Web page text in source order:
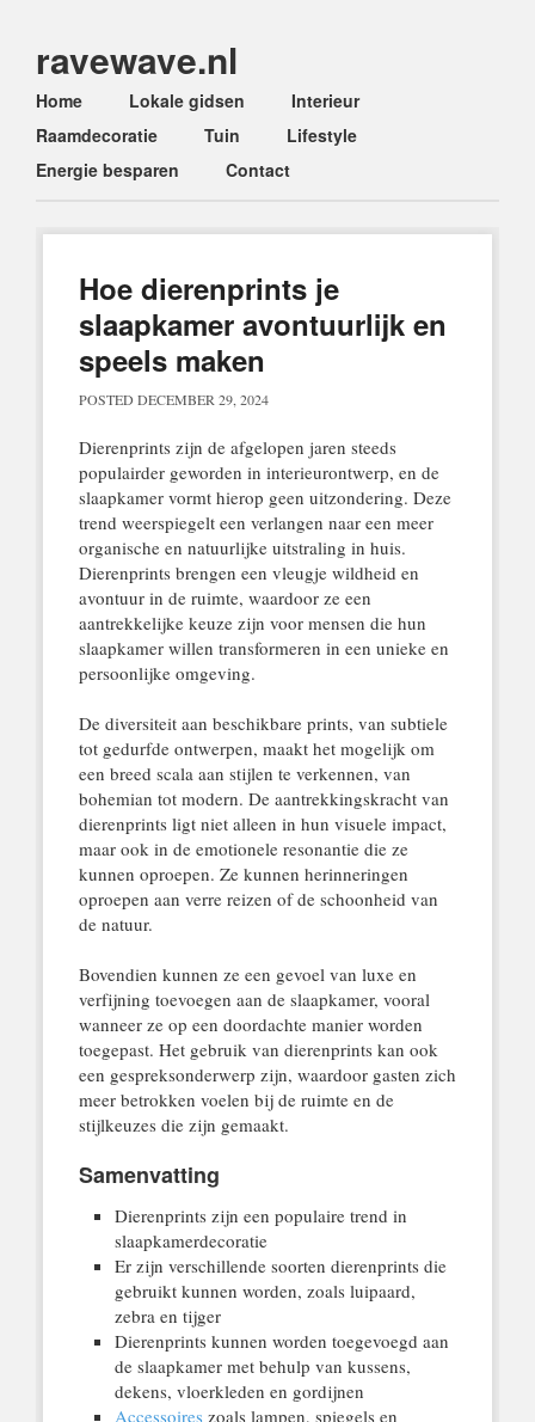
ravewave.nl
Main menu
Skip
to
content
Home Lokale gidsen
Interieur
Raamdecoratie
Tuin
Lifestyle
Energie besparen
Contact
Hoe dierenprints je
slaapkamer avontuurlijk en
speels maken
POSTED DECEMBER 29, 2024
Dierenprints zijn de afgelopen jaren steeds
populairder geworden in interieurontwerp, en de
slaapkamer vormt hierop geen uitzondering. Deze
trend weerspiegelt een verlangen naar een meer
organische en natuurlijke uitstraling in huis.
Dierenprints brengen een vleugje wildheid en
avontuur in de ruimte, waardoor ze een
aantrekkelijke keuze zijn voor mensen die hun
slaapkamer willen transformeren in een unieke en
persoonlijke omgeving.
De diversiteit aan beschikbare prints, van subtiele
tot gedurfde ontwerpen, maakt het mogelijk om
een breed scala aan stijlen te verkennen, van
bohemian tot modern. De aantrekkingskracht van
dierenprints ligt niet alleen in hun visuele impact,
maar ook in de emotionele resonantie die ze
kunnen oproepen. Ze kunnen herinneringen
oproepen aan verre reizen of de schoonheid van
de natuur.
Bovendien kunnen ze een gevoel van luxe en
verfijning toevoegen aan de slaapkamer, vooral
wanneer ze op een doordachte manier worden
toegepast. Het gebruik van dierenprints kan ook
een gespreksonderwerp zijn, waardoor gasten zich
meer betrokken voelen bij de ruimte en de
stijlkeuzes die zijn gemaakt.
Samenvatting
Dierenprints zijn een populaire trend in
slaapkamerdecoratie
Er zijn verschillende soorten dierenprints die
gebruikt kunnen worden, zoals luipaard,
zebra en tijger
Dierenprints kunnen worden toegevoegd aan
de slaapkamer met behulp van kussens,
dekens, vloerkleden en gordijnen
Accessoires zoals lampen, spiegels en